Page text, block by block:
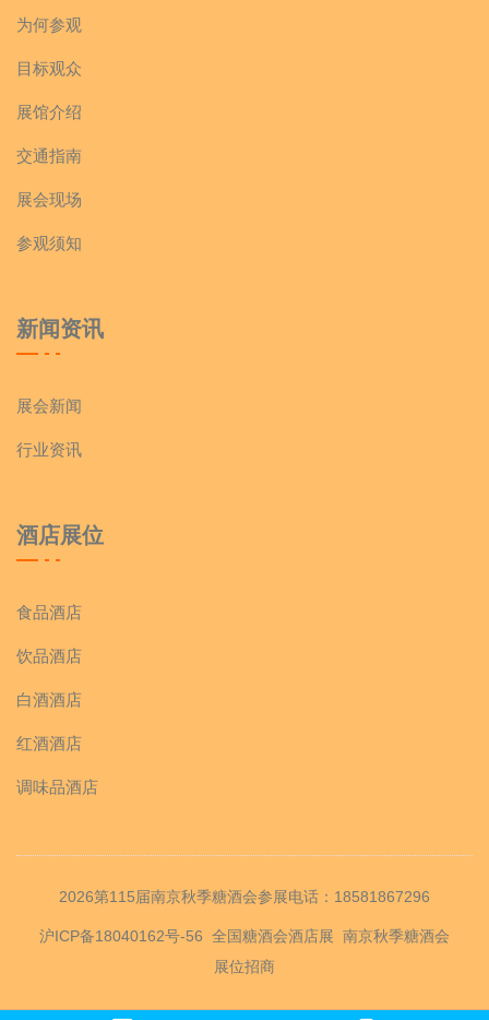
为何参观
目标观众
展馆介绍
交通指南
展会现场
参观须知
新闻资讯
展会新闻
行业资讯
酒店展位
食品酒店
饮品酒店
白酒酒店
红酒酒店
调味品酒店
2026第115届南京秋季糖酒会参展电话：18581867296
沪ICP备18040162号-56 全国糖酒会酒店展 南京秋季糖酒会
展位招商